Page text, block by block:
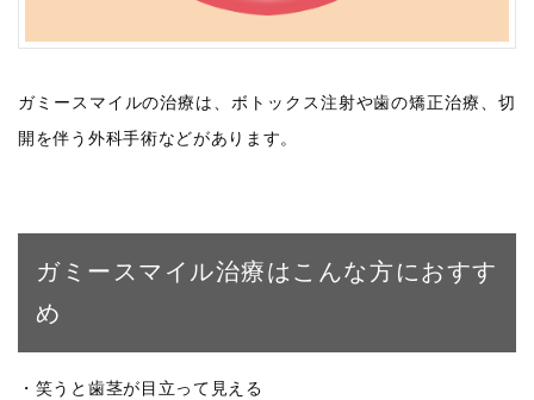
ガミースマイルの治療は、ボトックス注射や歯の矯正治療、切
開を伴う外科手術などがあります。
ガミースマイル治療はこんな方におすす
め
・笑うと歯茎が目立って見える